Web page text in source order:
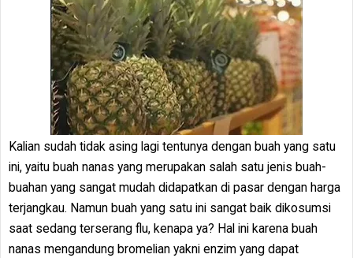
Kalian sudah tidak asing lagi tentunya dengan buah yang satu
ini, yaitu buah nanas yang merupakan salah satu jenis buah-
buahan yang sangat mudah didapatkan di pasar dengan harga
terjangkau. Namun buah yang satu ini sangat baik dikosumsi
saat sedang terserang flu, kenapa ya? Hal ini karena buah
nanas mengandung bromelian yakni enzim yang dapat